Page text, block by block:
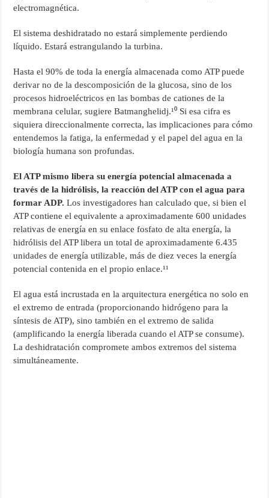
electromagnética.
El sistema deshidratado no estará simplemente perdiendo
líquido. Estará estrangulando la turbina.
Hasta el 90% de toda la energía almacenada como ATP puede
derivar no de la descomposición de la glucosa, sino de los
procesos hidroeléctricos en las bombas de cationes de la
membrana celular, sugiere Batmanghelidj.¹⁰ Si esa cifra es
siquiera direccionalmente correcta, las implicaciones para cómo
entendemos la fatiga, la enfermedad y el papel del agua en la
biología humana son profundas.
El ATP mismo libera su energía potencial almacenada a
través de la hidrólisis, la reacción del ATP con el agua para
formar ADP.Los investigadores han calculado que, si bien el
ATP contiene el equivalente a aproximadamente 600 unidades
relativas de energía en su enlace fosfato de alta energía, la
hidrólisis del ATP libera un total de aproximadamente 6.435
unidades de energía utilizable, más de diez veces la energía
potencial contenida en el propio enlace.¹¹
El agua está incrustada en la arquitectura energética no solo en
el extremo de entrada (proporcionando hidrógeno para la
síntesis de ATP), sino también en el extremo de salida
(amplificando la energía liberada cuando el ATP se consume).
La deshidratación compromete ambos extremos del sistema
simultáneamente.